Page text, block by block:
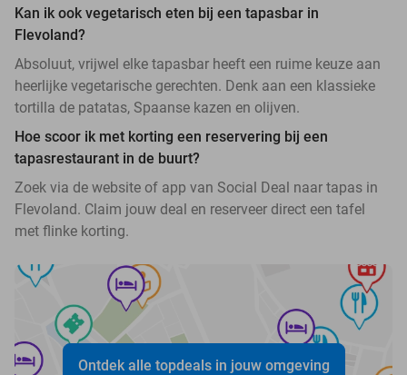
Kan ik ook vegetarisch eten bij een tapasbar in
Flevoland?
Absoluut, vrijwel elke tapasbar heeft een ruime keuze aan
heerlijke vegetarische gerechten. Denk aan een klassieke
tortilla de patatas, Spaanse kazen en olijven.
Hoe scoor ik met korting een reservering bij een
tapasrestaurant in de buurt?
Zoek via de website of app van Social Deal naar tapas in
Flevoland. Claim jouw deal en reserveer direct een tafel
met flinke korting.
Ontdek alle topdeals in jouw omgeving